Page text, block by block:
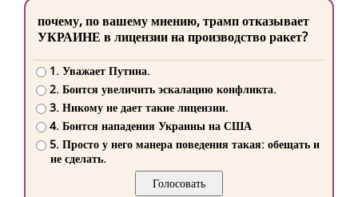
почему, по вашему мнению, трамп отказывает
УКРАИНЕ в лицензии на производство ракет?
1. Уважает Путина.
2. Боится увеличить эскалацию конфликта.
3. Никому не дает такие лицензии.
4. Боится нападения Украины на США
5. Просто у него манера поведения такая: обещать и
не сделать.